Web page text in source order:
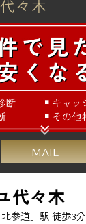
々木
MAIL
代々木
参道」駅 徒歩3分